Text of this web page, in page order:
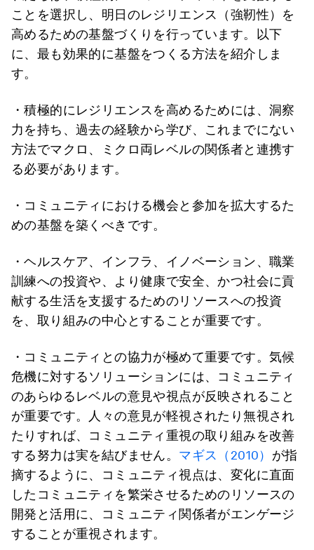
ことを選択し、明日のレジリエンス（強靭性）を
高めるための基盤づくりを行っています。以下
に、最も効果的に基盤をつくる方法を紹介しま
す。
・積極的にレジリエンスを高めるためには、洞察
力を持ち、過去の経験から学び、これまでにない
方法でマクロ、ミクロ両レベルの関係者と連携す
る必要があります。
・コミュニティにおける機会と参加を拡大するた
めの基盤を築くべきです。
・ヘルスケア、インフラ、イノベーション、職業
訓練への投資や、より健康で安全、かつ社会に貢
献する生活を支援するためのリソースへの投資
を、取り組みの中心とすることが重要です。
・コミュニティとの協力が極めて重要です。気候
危機に対するソリューションには、コミュニティ
のあらゆるレベルの意見や視点が反映されること
が重要です。人々の意見が軽視されたり無視され
たりすれば、コミュニティ重視の取り組みを改善
する努力は実を結びません。 マギス（2010） が指
摘するように、コミュニティ視点は、変化に直面
したコミュニティを繁栄させるためのリソースの
開発と活用に、コミュニティ関係者がエンゲージ
することが重視されます。